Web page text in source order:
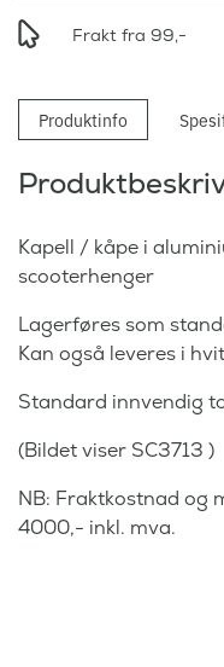
Frakt fra 99,-
Produktinfo
Kapell / kåpe i
scooterhenger
Lagerføres som
Kan også leveres i
Standard innvendig
(Bildet viser SC3713 )
NB: Fraktkostnad og
4000,- inkl. mva.